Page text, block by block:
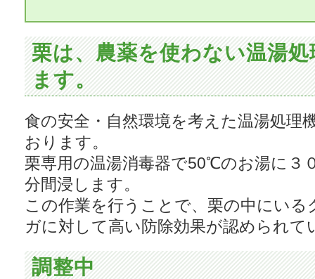
栗は、農薬を使わない温湯
ます。
食の安全・自然環境を考えた温湯処理
おります。
栗専用の温湯消毒器で50℃のお湯に３
分間浸します。
この作業を行うことで、栗の中にい
ガに対して高い防除効果が認められて
調整中